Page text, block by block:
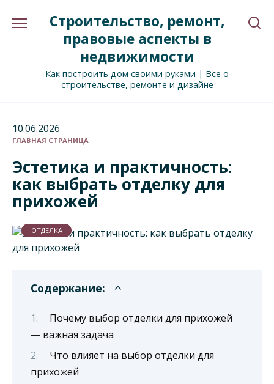
Строительство, ремонт,
правовые аспекты в
недвижимости
Как построить дом своими руками | Все о
строительстве, ремонте и дизайне
10.06.2026
ГЛАВНАЯ СТРАНИЦА
Эстетика и практичность:
как выбрать отделку для
прихожей
ОТДЕЛКА
Содержание:
Почему выбор отделки для прихожей
— важная задача
Что влияет на выбор отделки для
прихожей